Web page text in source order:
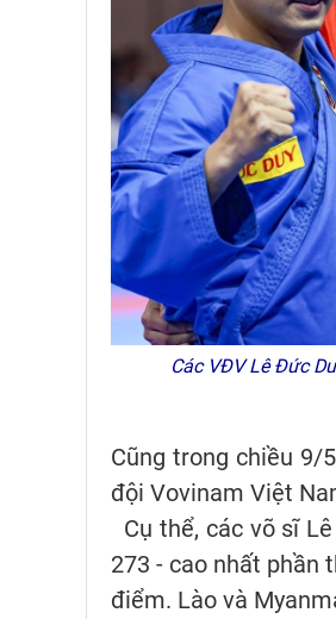
Các VĐV Lê Đức
Cũng trong chiều 9/
đội Vovinam Việt
Cụ thể, các võ sĩ
273 - cao nhất phần
điểm. Lào và